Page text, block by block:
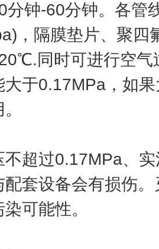
分钟-60分钟。各
，隔膜垫片、聚四
同时可进行空气
大于0.17MPa，如
不超过0.17MPa、
套设备会有损伤
可能性。